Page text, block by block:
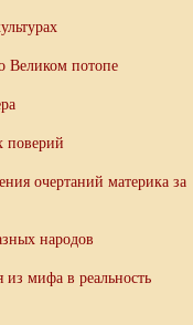
Великом потопе
поверий
очертаний материка за
народов
из мифа в реальность